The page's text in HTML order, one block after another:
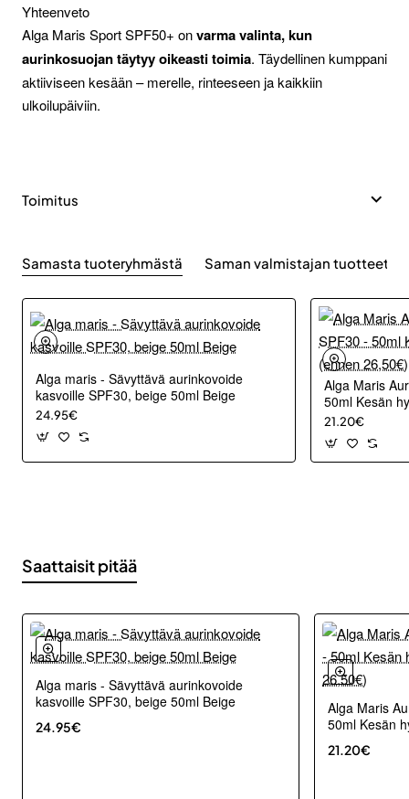
Yhteenveto
Alga Maris Sport SPF50+ onvarma valinta, kun
aurinkosuojan täytyy oikeasti toimia. Täydellinen kumppani
aktiiviseen kesään – merelle, rinteeseen ja kaikkiin
ulkoilupäiviin.
Toimitus
Samasta tuoteryhmästä Saman valmistajan tuotteet
Alga maris - Sävyttävä aurinkovoide
kasvoille SPF30, beige 50ml Beige
24.95€
Alga Maris
50ml Kesän
26,50€)
21.20€
Saattaisit pitää
Alga maris - Sävyttävä aurinkovoide
kasvoille SPF30, beige 50ml Beige
24.95€
Alga Maris
50ml Kesän
21.20€